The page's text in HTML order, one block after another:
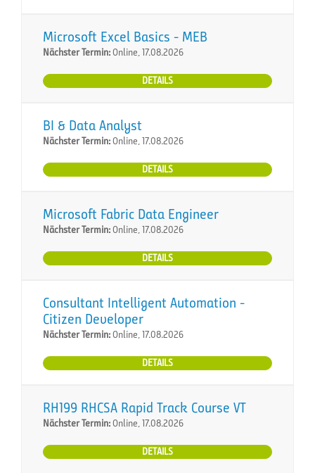
Microsoft Excel Basics - MEB
Nächster Termin:Online, 17.08.2026
DETAILS
BI & Data Analyst
Nächster Termin:Online, 17.08.2026
DETAILS
Microsoft Fabric Data Engineer
Nächster Termin:Online, 17.08.2026
DETAILS
Consultant Intelligent Automation -
Citizen Developer
Nächster Termin:Online, 17.08.2026
DETAILS
RH199 RHCSA Rapid Track Course VT
Nächster Termin:Online, 17.08.2026
DETAILS